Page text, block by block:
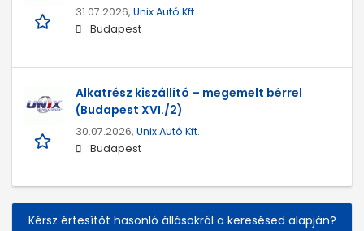
31.07.2026, Unix Autó Kft.
Budapest
Alkatrész kiszállító – megemelt bérrel
(Budapest XVI./2)
30.07.2026, Unix Autó Kft.
Budapest
Kérsz értesítőt hasonló állásokról a keresésed alapján?